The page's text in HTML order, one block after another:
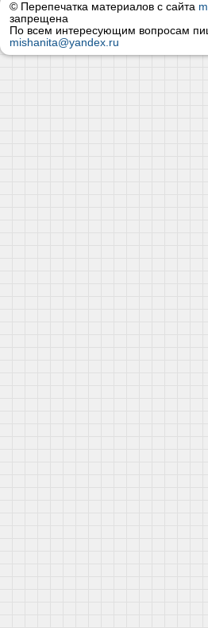
© Перепечатка материалов с сайта
запрещена
По всем интересующим вопросам
mishanita@yandex.ru